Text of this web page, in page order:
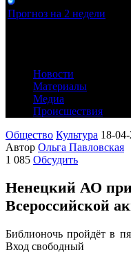
Прогноз на 2 недели
Новости
Материалы
Медиа
Происшествия
Общество Культура 18-
Автор Ольга Павловская
1 085 Обсудить
Ненецкий АО
Всероссийской
Библионочь пройдёт в
Вход свободный